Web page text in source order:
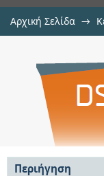
Αρχική Σελίδα →
Χωρο -
Περιήγηση